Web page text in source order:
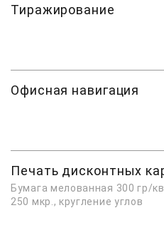
Тиражирование
Офисная навигация
Печать дисконтных
Бумага мелованная 300 гр/
250 мкр., кругление углов